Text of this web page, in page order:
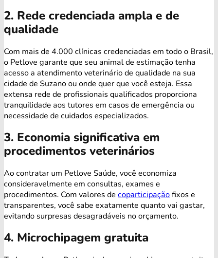
2. Rede credenciada ampla e de
qualidade
Com mais de 4.000 clínicas credenciadas em todo o Brasil,
o Petlove garante que seu animal de estimação tenha
acesso a atendimento veterinário de qualidade na sua
cidade de Suzano ou onde quer que você esteja. Essa
extensa rede de profissionais qualificados proporciona
tranquilidade aos tutores em casos de emergência ou
necessidade de cuidados especializados.
3. Economia significativa em
procedimentos veterinários
Ao contratar um Petlove Saúde, você economiza
consideravelmente em consultas, exames e
procedimentos. Com valores de coparticipaçãofixos e
transparentes, você sabe exatamente quanto vai gastar,
evitando surpresas desagradáveis no orçamento.
4. Microchipagem gratuita